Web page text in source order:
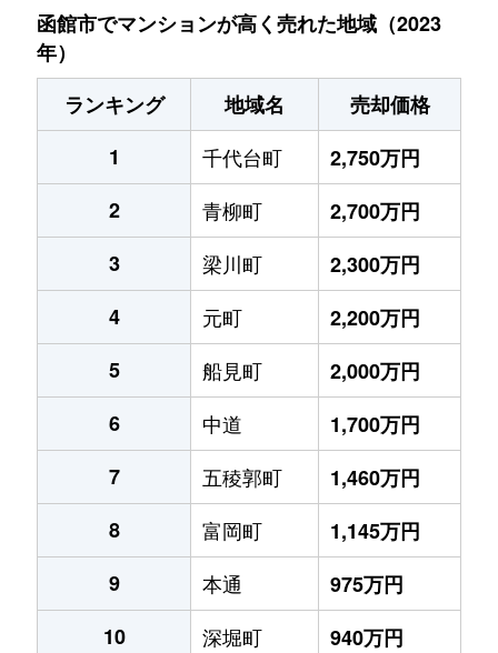
函館市でマンションが高く売れた地域（2023
年）
ランキング
地域名
売却価格
1
千代台町
2,750万円
2
青柳町
2,700万円
3
梁川町
2,300万円
4
元町
2,200万円
5
船見町
2,000万円
6
中道
1,700万円
7
五稜郭町
1,460万円
8
富岡町
1,145万円
9
本通
975万円
10
深堀町 940万円